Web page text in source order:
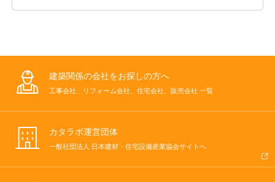
建築関係の会社をお探しの方へ
工事会社、リフォーム会社、住宅会社、販売会社 一覧
カタラボ運営団体
一般社団法人 日本建材・住宅設備産業協会サイトへ